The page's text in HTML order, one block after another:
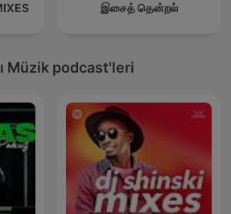
இசைத் தென்றல்
Müzik podcast'leri